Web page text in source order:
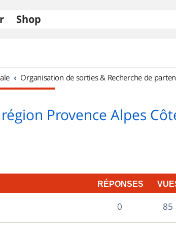
Shop
Organisation de sorties & Recherche de
Provence Alpes
RÉPONSES
0R
é
85V